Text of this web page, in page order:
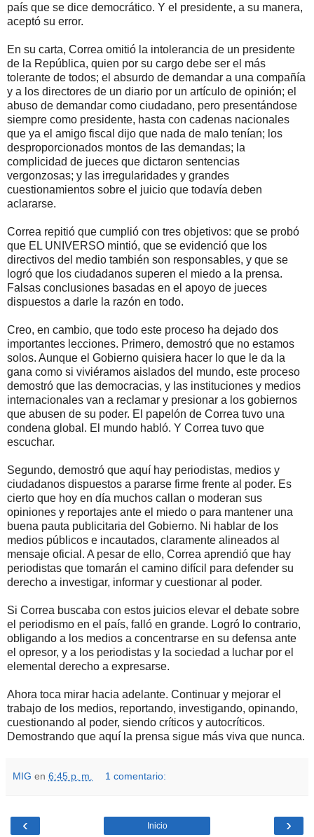
país que se dice democrático. Y el presidente, a su manera,
aceptó su error.
En su carta, Correa omitió la intolerancia de un presidente
de la República, quien por su cargo debe ser el más
tolerante de todos; el absurdo de demandar a una compañía
y a los directores de un diario por un artículo de opinión; el
abuso de demandar como ciudadano, pero presentándose
siempre como presidente, hasta con cadenas nacionales
que ya el amigo fiscal dijo que nada de malo tenían; los
desproporcionados montos de las demandas; la
complicidad de jueces que dictaron sentencias
vergonzosas; y las irregularidades y grandes
cuestionamientos sobre el juicio que todavía deben
aclararse.
Correa repitió que cumplió con tres objetivos: que se probó
que EL UNIVERSO mintió, que se evidenció que los
directivos del medio también son responsables, y que se
logró que los ciudadanos superen el miedo a la prensa.
Falsas conclusiones basadas en el apoyo de jueces
dispuestos a darle la razón en todo.
Creo, en cambio, que todo este proceso ha dejado dos
importantes lecciones. Primero, demostró que no estamos
solos. Aunque el Gobierno quisiera hacer lo que le da la
gana como si viviéramos aislados del mundo, este proceso
demostró que las democracias, y las instituciones y medios
internacionales van a reclamar y presionar a los gobiernos
que abusen de su poder. El papelón de Correa tuvo una
condena global. El mundo habló. Y Correa tuvo que
escuchar.
Segundo, demostró que aquí hay periodistas, medios y
ciudadanos dispuestos a pararse firme frente al poder. Es
cierto que hoy en día muchos callan o moderan sus
opiniones y reportajes ante el miedo o para mantener una
buena pauta publicitaria del Gobierno. Ni hablar de los
medios públicos e incautados, claramente alineados al
mensaje oficial. A pesar de ello, Correa aprendió que hay
periodistas que tomarán el camino difícil para defender su
derecho a investigar, informar y cuestionar al poder.
Si Correa buscaba con estos juicios elevar el debate sobre
el periodismo en el país, falló en grande. Logró lo contrario,
obligando a los medios a concentrarse en su defensa ante
el opresor, y a los periodistas y la sociedad a luchar por el
elemental derecho a expresarse.
Ahora toca mirar hacia adelante. Continuar y mejorar el
trabajo de los medios, reportando, investigando, opinando,
cuestionando al poder, siendo críticos y autocríticos.
Demostrando que aquí la prensa sigue más viva que nunca.
MIG en 6:45 p. m. 1 comentario:
‹ ›
Inicio